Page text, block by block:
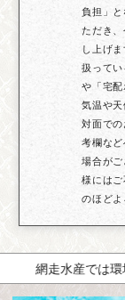
負担」
ただき
し上げ
扱って
や「宅
気温や
対面で
考欄な
場合が
様には
のほどよ
網走水産では環